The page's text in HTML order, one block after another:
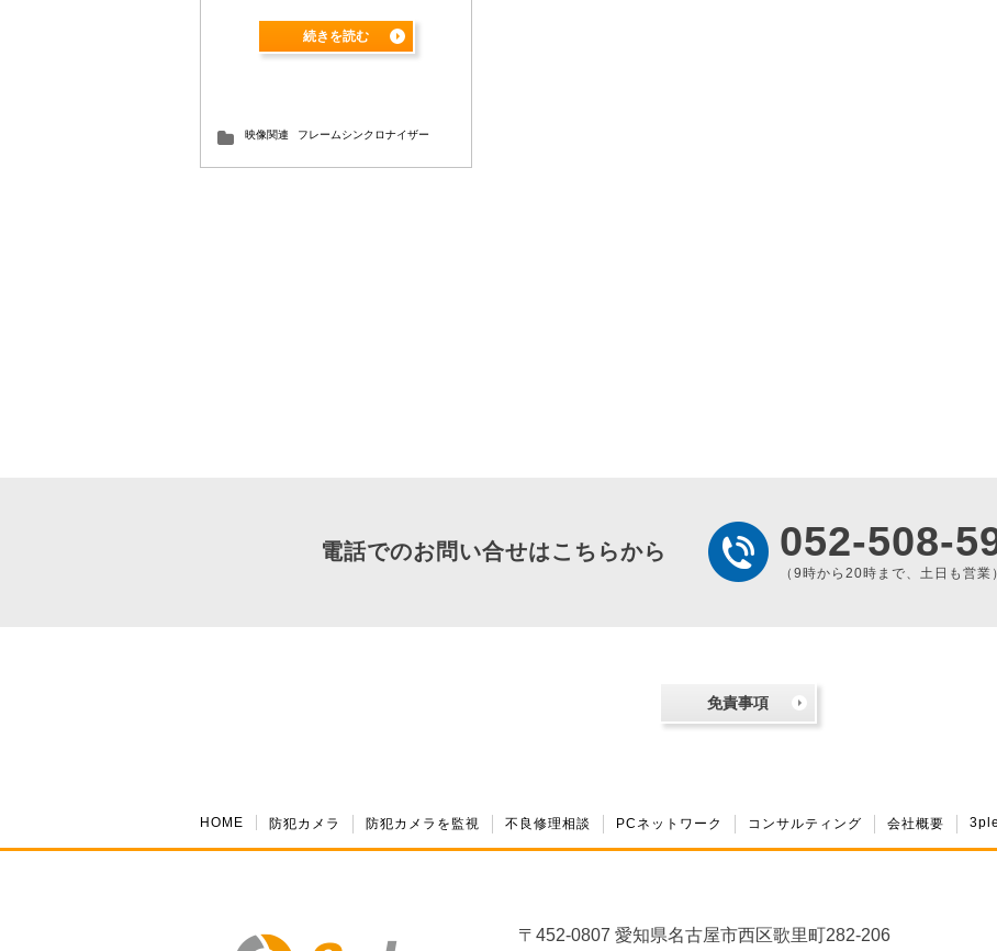
ために、映像信号に付いている同期信 ...
続きを読む
映像関連 フレームシンクロナイザー
電話でのお問い合せはこちらから 052-508-
（9時から20時まで、土日も営業）
免責事項
HOME 防犯カメラ 防犯カメラを監視 不良修理相談 PCネットワーク コンサルティング 会社概要
〒452-0807 愛知県名古屋市西区歌里町282-206